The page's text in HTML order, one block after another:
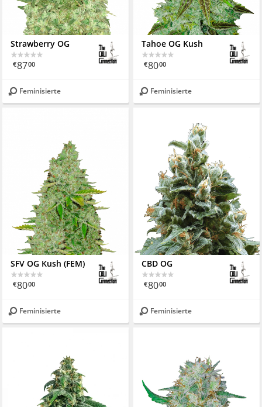
Strawberry OG
€8700
Feminisierte
Tahoe OG Kush
€8000
Feminisierte
SFV OG Kush (FEM)
€8000
Feminisierte
CBD OG
€8000
Feminisierte